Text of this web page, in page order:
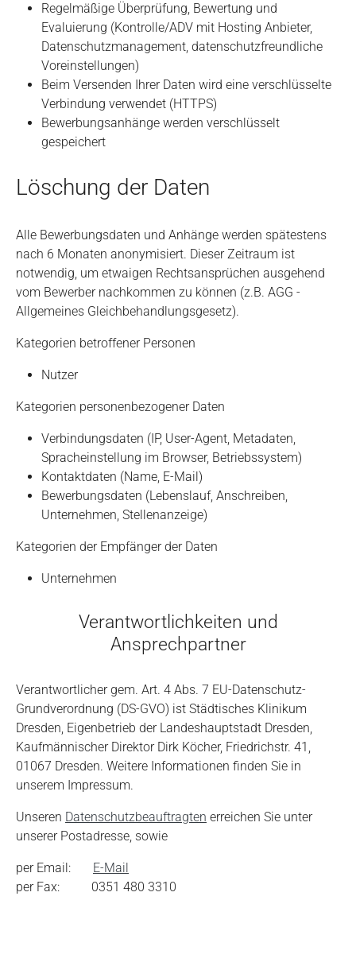
Regelmäßige Überprüfung, Bewertung und
Evaluierung (Kontrolle/ADV mit Hosting Anbieter,
Datenschutzmanagement, datenschutzfreundliche
Voreinstellungen)
Beim Versenden Ihrer Daten wird eine verschlüsselte
Verbindung verwendet (HTTPS)
Bewerbungsanhänge werden verschlüsselt
gespeichert
Löschung der Daten
Alle Bewerbungsdaten und Anhänge werden spätestens
nach 6 Monaten anonymisiert. Dieser Zeitraum ist
notwendig, um etwaigen Rechtsansprüchen ausgehend
vom Bewerber nachkommen zu können (z.B. AGG -
Allgemeines Gleichbehandlungsgesetz).
Kategorien betroffener Personen
Nutzer
Kategorien personenbezogener Daten
Verbindungsdaten (IP, User-Agent, Metadaten,
Spracheinstellung im Browser, Betriebssystem)
Kontaktdaten (Name, E-Mail)
Bewerbungsdaten (Lebenslauf, Anschreiben,
Unternehmen, Stellenanzeige)
Kategorien der Empfänger der Daten
Unternehmen
Verantwortlichkeiten und
Ansprechpartner
Verantwortlicher gem. Art. 4 Abs. 7 EU-Datenschutz-
Grundverordnung (DS-GVO) ist Städtisches Klinikum
Dresden, Eigenbetrieb der Landeshauptstadt Dresden,
Kaufmännischer Direktor Dirk Köcher, Friedrichstr. 41,
01067 Dresden. Weitere Informationen finden Sie in
unserem Impressum.
Unseren Datenschutzbeauftragten erreichen Sie unter
unserer Postadresse, sowie
per Email: E-Mail
per Fax: 0351 480 3310